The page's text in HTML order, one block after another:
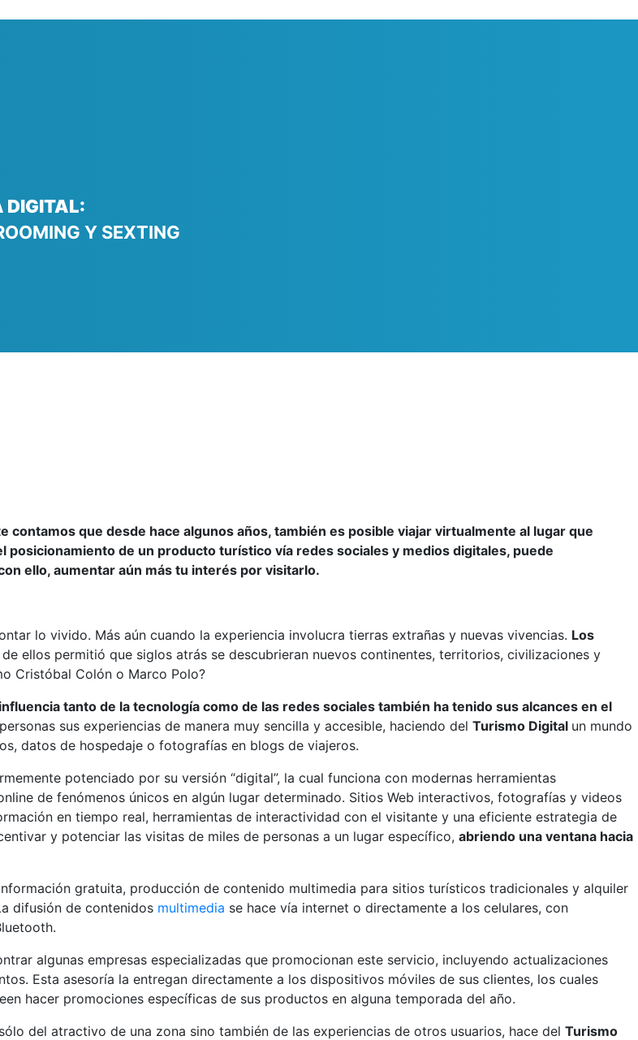
DIGITAL:
Y SEXTING
que desde hace algunos años, también es posible viajar virtualmente al lugar que
de un producto turístico vía redes sociales y medios digitales, puede
ello, aumentar aún más tu interés por visitarlo.
lo vivido. Más aún cuando la experiencia involucra tierras extrañas y nuevas vivencias. Los
ellos permitió que siglos atrás se descubrieran nuevos continentes, territorios, civilizaciones y
Cristóbal Colón o Marco Polo?
tanto de la tecnología como de las redes sociales también ha tenido sus alcances en el
sus experiencias de manera muy sencilla y accesible, haciendo del Turismo Digital un mundo
datos de hospedaje o fotografías en blogs de viajeros.
potenciado por su versión “digital”, la cual funciona con modernas herramientas
de fenómenos únicos en algún lugar determinado. Sitios Web interactivos, fotografías y videos
en tiempo real, herramientas de interactividad con el visitante y una eficiente estrategia de
y potenciar las visitas de miles de personas a un lugar específico, abriendo una ventana hacia
gratuita, producción de contenido multimedia para sitios turísticos tradicionales y alquiler
difusión de contenidos multimedia se hace vía internet o directamente a los celulares, con
algunas empresas especializadas que promocionan este servicio, incluyendo actualizaciones
Esta asesoría la entregan directamente a los dispositivos móviles de sus clientes, los cuales
hacer promociones específicas de sus productos en alguna temporada del año.
del atractivo de una zona sino también de las experiencias de otros usuarios, hace del Turismo